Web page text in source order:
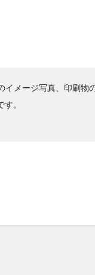
イメージ写真、印刷物
。